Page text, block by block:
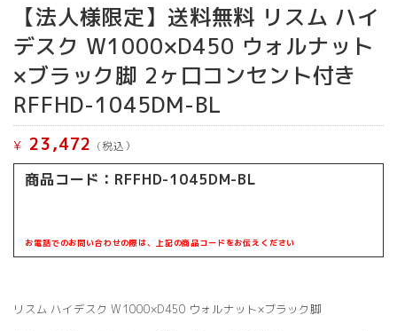
【法人様限定】送料無料 リスム ハイ
デスク W1000×D450 ウォルナット
×ブラック脚 2ヶ口コンセント付き
RFFHD-1045DM-BL
¥ 23,472 (税込）
商品コード：RFFHD-1045DM-BL
お電話でのお問い合わせの際は、上記の商品コードをお伝えください
リスム ハイデスク W1000×D450 ウォルナット×ブラック脚